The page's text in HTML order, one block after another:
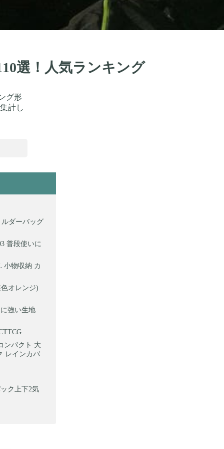
選！人気ランキング
グ形
計し
ルダーバッグ
普段使いに
小物収納 カ
オレンジ)
強い生地
ンパクト 大
レインカバ
ク上下2気